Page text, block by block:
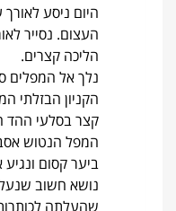
היום ניסע
העצום. נסייר
הליכה קצרים.
נלך אל המפלים
הקניון הבזלתי
קצר בסלעי ההד
המפל הנטוש
ביער קסום
נושא חשוב
שהעלתה